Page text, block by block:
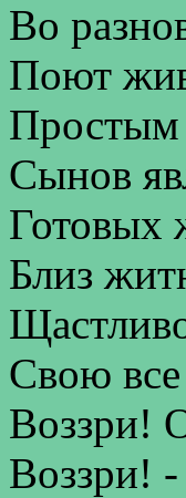
Во
Поют
Простым
Сынов
Готовых
Близ
Свою
Воззри!
Воззри!